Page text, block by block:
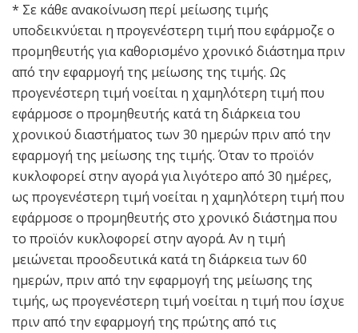
* Σε κάθε ανακοίνωση περί μείωσης τιμής
υποδεικνύεται η προγενέστερη τιμή που εφάρμοζε ο
προμηθευτής για καθορισμένο χρονικό διάστημα πριν
από την εφαρμογή της μείωσης της τιμής. Ως
προγενέστερη τιμή νοείται η χαμηλότερη τιμή που
εφάρμοσε ο προμηθευτής κατά τη διάρκεια του
χρονικού διαστήματος των 30 ημερών πριν από την
εφαρμογή της μείωσης της τιμής. Όταν το προϊόν
κυκλοφορεί στην αγορά για λιγότερο από 30 ημέρες,
ως προγενέστερη τιμή νοείται η χαμηλότερη τιμή που
εφάρμοσε ο προμηθευτής στο χρονικό διάστημα που
το προϊόν κυκλοφορεί στην αγορά. Αν η τιμή
μειώνεται προοδευτικά κατά τη διάρκεια των 60
ημερών, πριν από την εφαρμογή της μείωσης της
τιμής, ως προγενέστερη τιμή νοείται η τιμή που ίσχυε
πριν από την εφαρμογή της πρώτης από τις